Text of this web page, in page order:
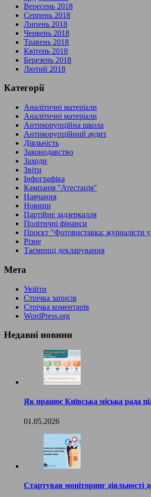
Вересень 2018
Серпень 2018
Липень 2018
Червень 2018
Травень 2018
Квітень 2018
Березень 2018
Лютий 2018
Категорії
Аналітичні матеріали
Аналітичні матеріали
Антикорупційна школа
Антикорупційний аудит
Діяльність
Законодавство
Заходи
Звіти
Інфографіка
Кампанія "Атестація"
Навчання
Новини
Партійне задзеркалля
Політичні фінанси
Проєкт "Фотовиставка: журналісти
Різне
Таємниці декларування
Мета
Увійти
Стрічка записів
Стрічка коментарів
WordPress.org
Недавні новини
Як працює Київська міська рада
01.05.2026
Стартував моніторинг діяльності